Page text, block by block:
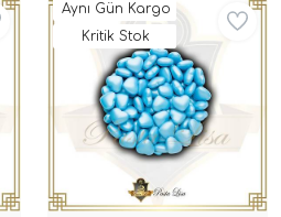
Aynı Gün Kargo
Kritik Stok